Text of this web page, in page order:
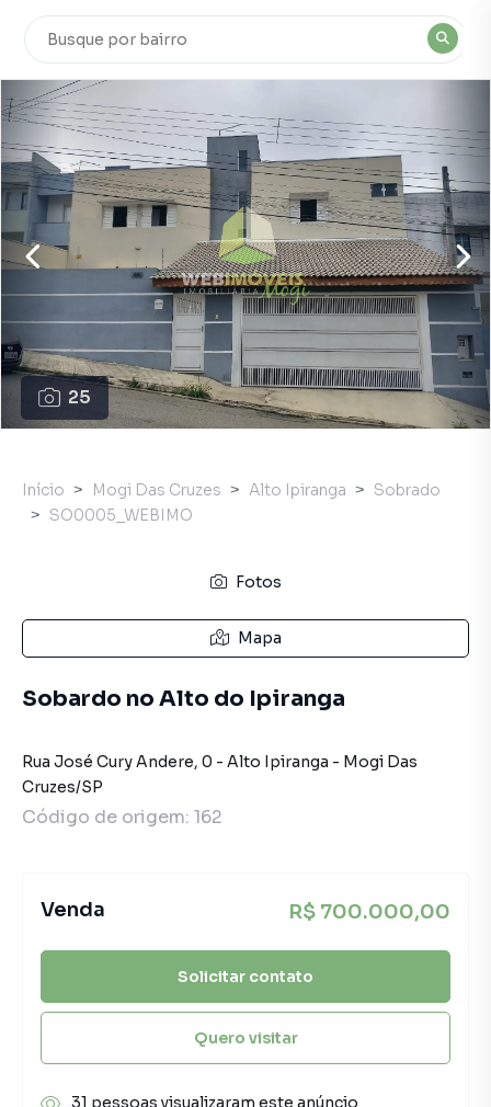
25
Início Mogi Das Cruzes Alto Ipiranga
Sobrado
SO0005_WEBIMO
Fotos
Mapa
Sobardo no Alto do Ipiranga
Rua José Cury Andere, 0 - Alto Ipiranga - Mogi Das
Cruzes/SP
Código de origem: 162
Venda R$ 700.000,00
Solicitar contato
Quero visitar
31 pessoas visualizaram este anúncio